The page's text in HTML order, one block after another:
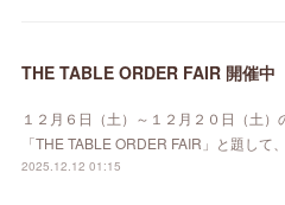
THE TABLE ORDER FAIR 開催中
１２月６日（土）～１２月２０日（土）
「THE TABLE ORDER FAIR」と題して
2025.12.12 01:15